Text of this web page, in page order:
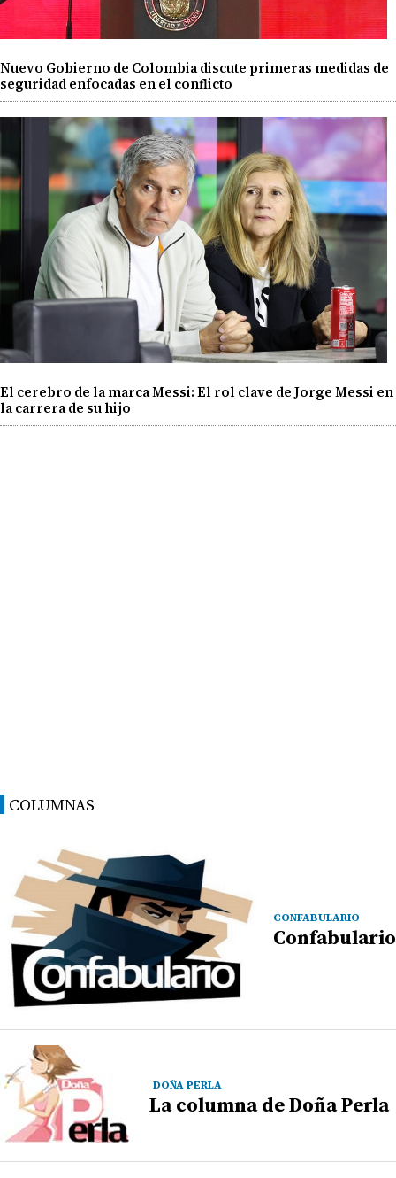
Nuevo Gobierno de Colombia discute primeras medidas de
seguridad enfocadas en el conflicto
El cerebro de la marca Messi: El rol clave de Jorge Messi en
la carrera de su hijo
COLUMNAS
CONFABULARIO
Confabulario
DOÑA PERLA
La columna de Doña Perla